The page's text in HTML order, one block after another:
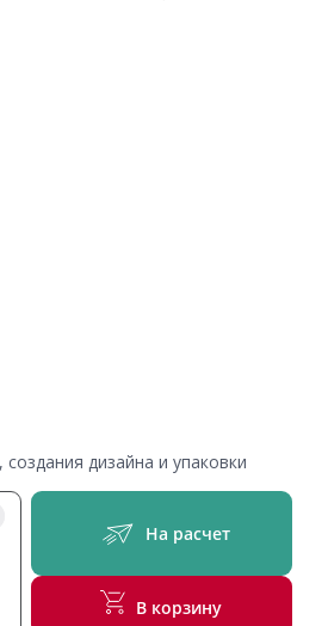
дизайна и упаковки
На расчет
В корзину